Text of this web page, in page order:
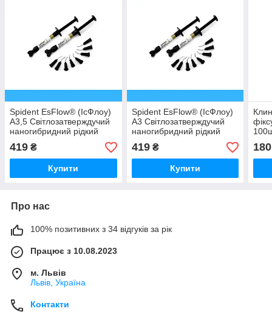
Spident EsFlow® (ІсФлоу)
А3,5 Світлозатверждучий
наногибридний рідкий
композит, 2г
419 ₴
Купити
Spident EsFlow® (ІсФлоу)
А3 Світлозатверждучий
наногибридний рідкий
композит, 2г
419₴
Купити
180
Про нас
100% позитивних з 34 відгуків за рік
Працює з 10.08.2023
м. Львів
Львів, Україна
Контакти